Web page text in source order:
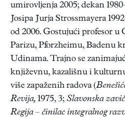
umirovljenja 2005; dekan
Josipa Jurja Strossmayera
od 2006. Gostujući profesor u
Parizu, Pforzheimu, Badenu
Udinama. Trajno se
književnu, kazališnu i
više zapaženih radova (
Revija, 1975, 3; Slavonska
Regija – činilac integralnog